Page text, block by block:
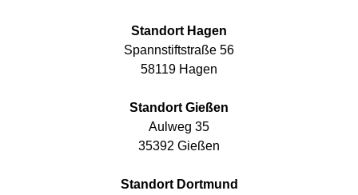
Standort Hagen
Spannstiftstraße 56
58119 Hagen
Standort Gießen
Aulweg 35
35392 Gießen
Standort Dortmund